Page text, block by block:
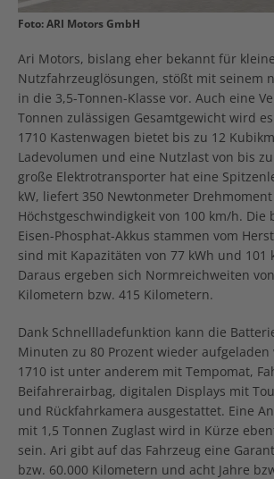
Foto: ARI Motors GmbH
Ari Motors, bislang eher bekannt für
Nutzfahrzeuglösungen, stößt mit seinem
in die 3,5-Tonnen-Klasse vor. Auch eine
Tonnen zulässigen Gesamtgewicht wird
1710 Kastenwagen bietet bis zu 12
Ladevolumen und eine Nutzlast von bis
große Elektrotransporter hat eine
kW, liefert 350 Newtonmeter
Höchstgeschwindigkeit von 100 km/h. Die
Eisen-Phosphat-Akkus stammen vom
sind mit Kapazitäten von 77 kWh und 101
Daraus ergeben sich Normreichweiten
Kilometern bzw. 415 Kilometern.
Dank Schnellladefunktion kann die
Minuten zu 80 Prozent wieder aufgeladen
1710 ist unter anderem mit Tempomat,
Beifahrerairbag, digitalen Displays mit
und Rückfahrkamera ausgestattet. Eine
mit 1,5 Tonnen Zuglast wird in Kürze
sein. Ari gibt auf das Fahrzeug eine
bzw. 60.000 Kilometern und acht Jahre